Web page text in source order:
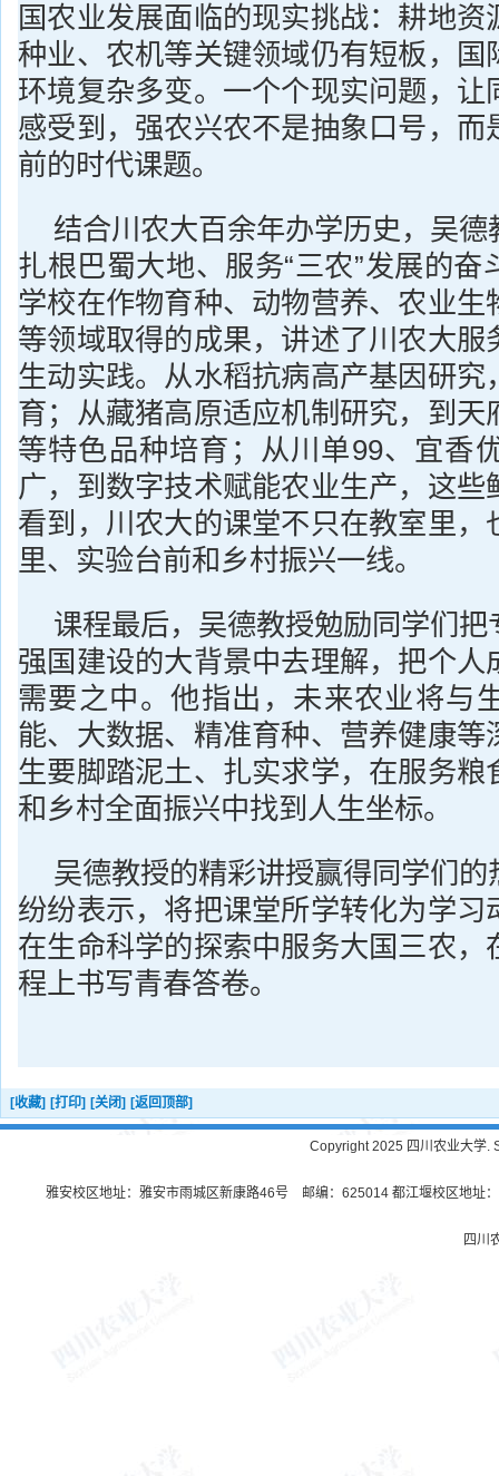
国农业发展面临的现实挑战：耕地资
种业、农机等关键领域仍有短板，国
环境复杂多变。一个个现实问题，让
感受到，强农兴农不是抽象口号，而
前的时代课题。
结合川农大百余年办学历史，吴
扎根巴蜀大地、服务“三农”发展的奋
学校在作物育种、动物营养、农业生
等领域取得的成果，讲述了川农大服
生动实践。从水稻抗病高产基因研究
育；从藏猪高原适应机制研究，到天
等特色品种培育；从川单99、宜香
广，到数字技术赋能农业生产，这些
看到，川农大的课堂不只在教室里，
里、实验台前和乡村振兴一线。
课程最后，吴德教授勉励同学们
强国建设的大背景中去理解，把个人
需要之中。他指出，未来农业将与
能、大数据、精准育种、营养健康等
生要脚踏泥土、扎实求学，在服务粮
和乡村全面振兴中找到人生坐标。
吴德教授的精彩讲授赢得同学们
纷纷表示，将把课堂所学转化为学习
在生命科学的探索中服务大国三农，
程上书写青春答卷。
[收藏] [打印] [关闭] [返回顶部]
Copyright 2025 四川农业大学.
雅安校区地址：雅安市雨城区新康路46号 邮编：625014 都江堰校区地址
四川